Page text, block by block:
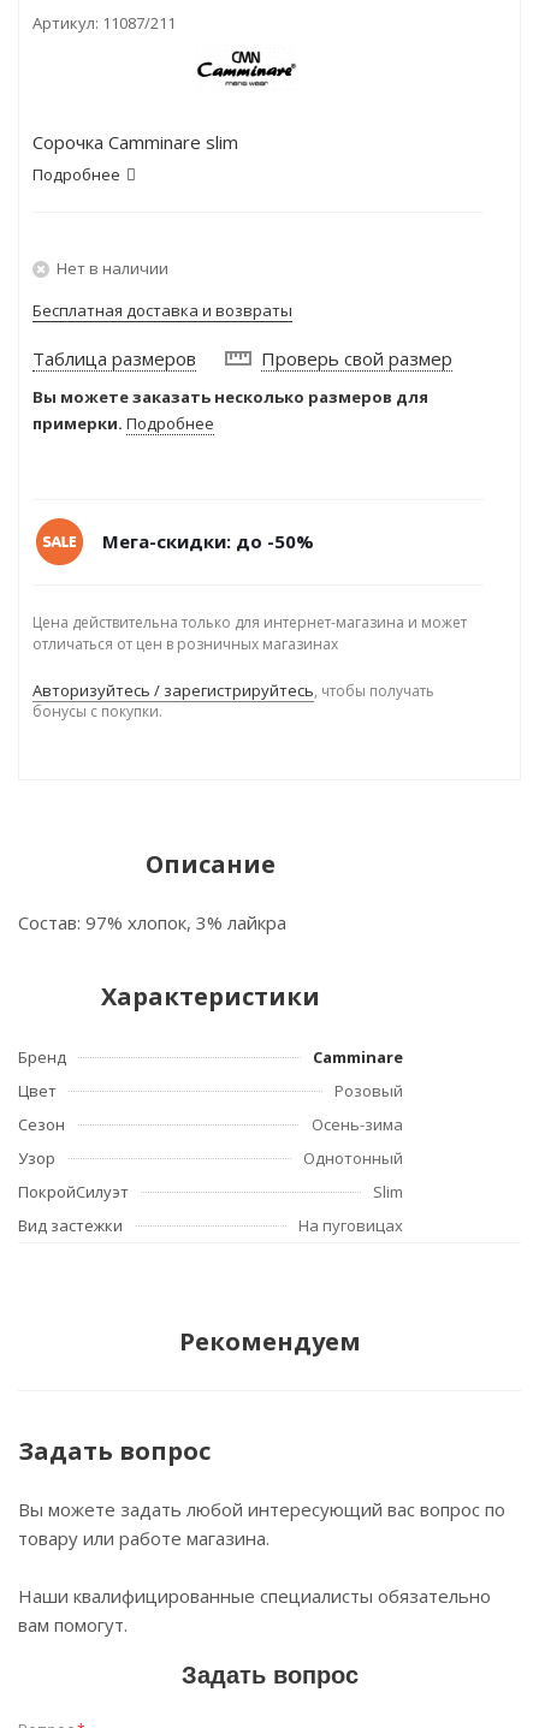
Артикул: 11087/211
Сорочка Camminare slim
Подробнее
Нет в наличии
Бесплатная доставка и возвраты
Таблица размеров Проверь свой размер
Вы можете заказать несколько размеров для
примерки. Подробнее
Мега-скидки: до -50%
Цена действительна только для интернет-магазина и может
отличаться от цен в розничных магазинах
Авторизуйтесь / зарегистрируйтесь, чтобы получать
бонусы с покупки.
Описание
Состав: 97% хлопок, 3% лайкра
Характеристики
Бренд
Camminare
Цвет
Розовый
Сезон
Осень-зима
Узор
Однотонный
ПокройСилуэт
Slim
Вид застежки
На пуговицах
Рекомендуем
Задать вопрос
Вы можете задать любой интересующий вас вопрос по
товару или работе магазина.
Наши квалифицированные специалисты обязательно
вам помогут.
Задать вопрос